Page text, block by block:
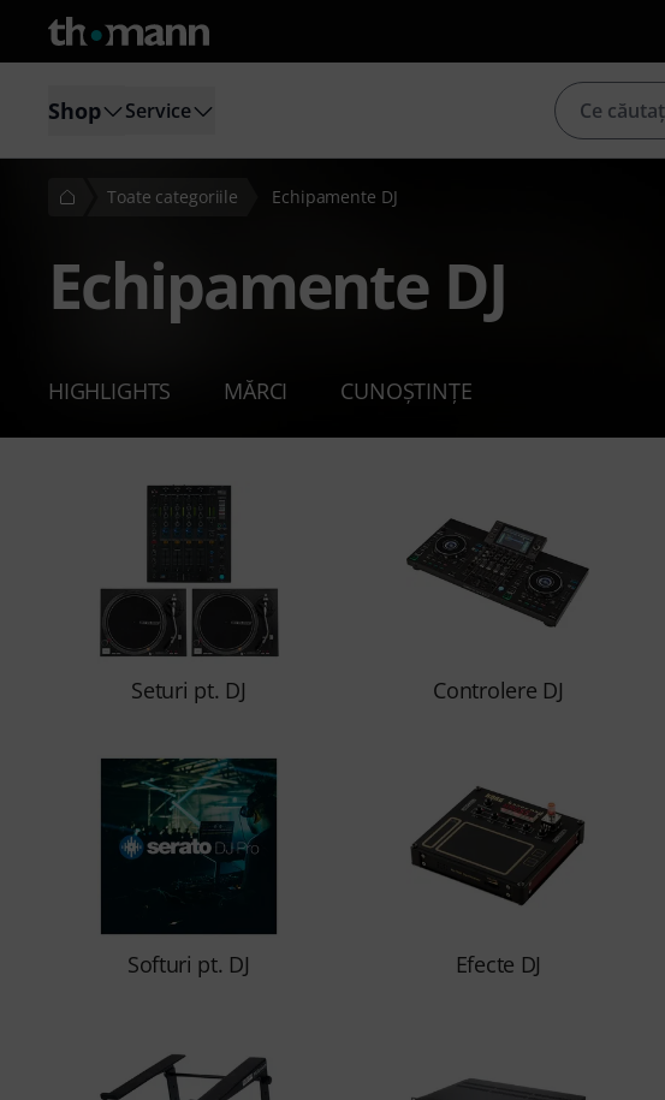
Shop Service
Toate categoriile Echipamente DJ
Echipamente DJ
HIGHLIGHTS MĂRCI CUNOȘTINȚE
Seturi pt. DJ Controlere DJ
Softuri pt. DJ Efecte DJ